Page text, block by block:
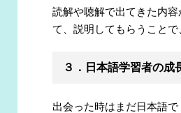
読解や聴解で出てきた内
て、説明してもらうことで
３．日本語学習者の成
出会った時はまだ日本語